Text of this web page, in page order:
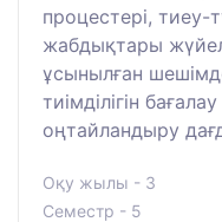
процестері,
жабдықтары
ұсынылған
тиімділігін
оңтайландыру
Оқу жылы - 3
Семестр - 5